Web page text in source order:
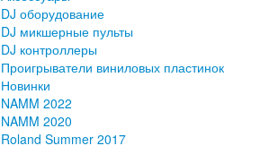
DJ оборудование
DJ микшерные пульты
DJ контроллеры
Проигрыватели виниловых пластинок
Новинки
NAMM 2022
NAMM 2020
Roland Summer 2017